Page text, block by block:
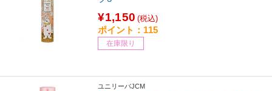
¥1,150 (税込)
ポイント：115
在庫限り
ユニリーバJCM